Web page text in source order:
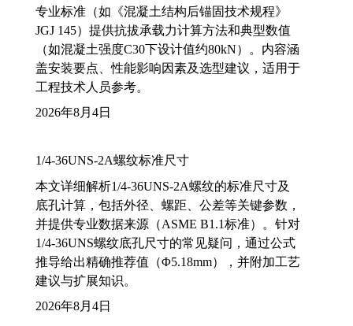
专业标准（如《混凝土结构后锚固技术规程》
JGJ 145）提供抗拔承载力计算方法和典型数值
（如混凝土强度C30下设计值约80kN）。内容涵
盖安装要点、性能影响因素及选型建议，适用于
工程技术人员参考。
2026年8月4日
1/4-36UNS-2A螺纹标准尺寸
本文详细解析1/4-36UNS-2A螺纹的标准尺寸及
底孔计算，包括外径、螺距、公差等关键参数，
并提供专业数据来源（ASME B1.1标准）。针对
1/4-36UNS螺纹底孔尺寸的常见疑问，通过公式
推导给出精确推荐值（Φ5.18mm），并附加工艺
建议与扩展知识。
2026年8月4日